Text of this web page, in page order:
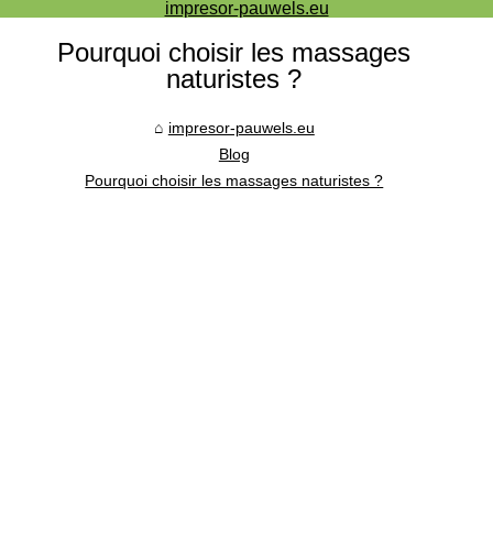
Pourquoi choisir les massages
naturistes ?
impresor-pauwels.eu
Blog
Pourquoi choisir les massages naturistes ?
impresor-pauwels.eu